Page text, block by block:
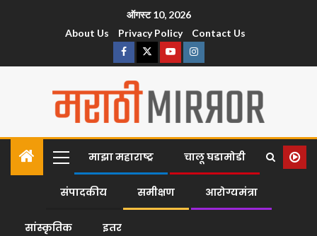
ऑगस्ट 10, 2026
About Us
Privacy Policy Contact Us
माझा महाराष्ट्र चालू घडामोडी
संपादकीय समीक्षण आरोग्यमंत्रा
सांस्कृतिक इतर